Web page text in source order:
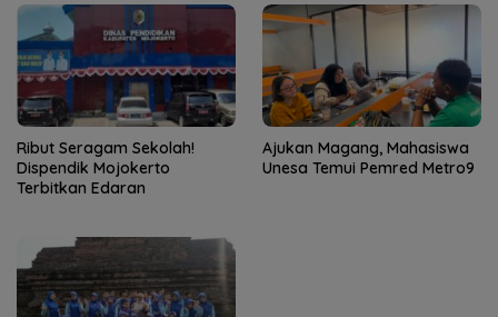
Ribut Seragam Sekolah!
Dispendik Mojokerto
Terbitkan Edaran
Ajukan Magang, Mahasiswa
Unesa Temui Pemred Metro9